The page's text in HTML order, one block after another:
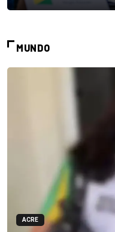
MUNDO
ACRE